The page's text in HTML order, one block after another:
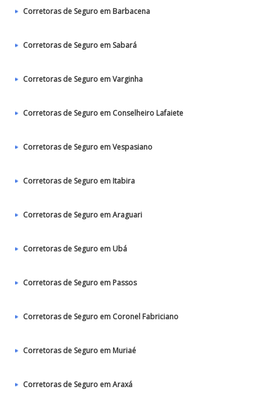
Corretoras de Seguro em Barbacena
Corretoras de Seguro em Sabará
Corretoras de Seguro em Varginha
Corretoras de Seguro em Conselheiro Lafaiete
Corretoras de Seguro em Vespasiano
Corretoras de Seguro em Itabira
Corretoras de Seguro em Araguari
Corretoras de Seguro em Ubá
Corretoras de Seguro em Passos
Corretoras de Seguro em Coronel Fabriciano
Corretoras de Seguro em Muriaé
Corretoras de Seguro em Araxá